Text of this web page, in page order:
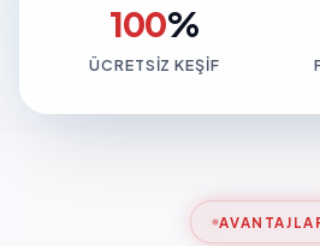
100%
ÜCRETSIZ KEŞIF